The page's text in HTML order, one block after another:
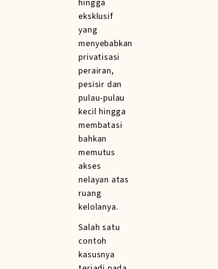
hingga
eksklusif
yang
menyebabkan
privatisasi
perairan,
pesisir dan
pulau-pulau
kecil hingga
membatasi
bahkan
memutus
akses
nelayan atas
ruang
kelolanya.
Salah satu
contoh
kasusnya